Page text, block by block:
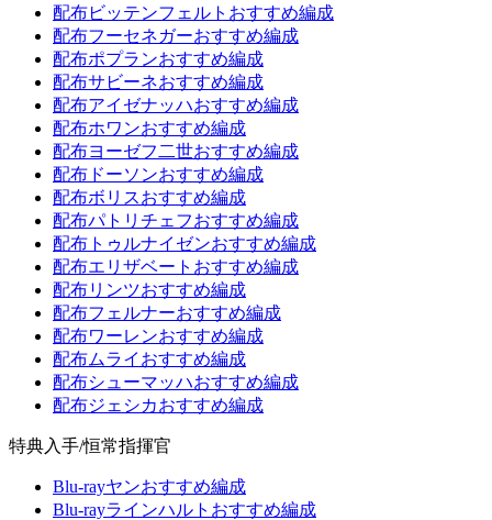
配布ビッテンフェルトおすすめ編成
配布フーセネガーおすすめ編成
配布ポプランおすすめ編成
配布サビーネおすすめ編成
配布アイゼナッハおすすめ編成
配布ホワンおすすめ編成
配布ヨーゼフ二世おすすめ編成
配布ドーソンおすすめ編成
配布ボリスおすすめ編成
配布パトリチェフおすすめ編成
配布トゥルナイゼンおすすめ編成
配布エリザベートおすすめ編成
配布リンツおすすめ編成
配布フェルナーおすすめ編成
配布ワーレンおすすめ編成
配布ムライおすすめ編成
配布シューマッハおすすめ編成
配布ジェシカおすすめ編成
特典入手/恒常指揮官
Blu-rayヤンおすすめ編成
Blu-rayラインハルトおすすめ編成